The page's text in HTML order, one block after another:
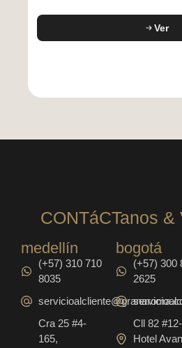
Ver
CONTáCTanos &
medellín
(+57) 310 710
8035
Cra 25 #4-
165,
bogotá
(+57) 300
2625
Cll 82
Hotel